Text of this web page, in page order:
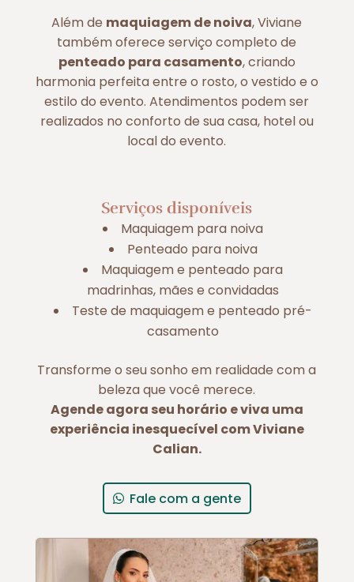
Além de maquiagem de noiva, Viviane
também oferece serviço completo de
penteado para casamento, criando
harmonia perfeita entre o rosto, o vestido e o
estilo do evento. Atendimentos podem ser
realizados no conforto de sua casa, hotel ou
local do evento.
Serviços disponíveis
Maquiagem para noiva
Penteado para noiva
Maquiagem e penteado para
madrinhas, mães e convidadas
Teste de maquiagem e penteado pré-
casamento
Transforme o seu sonho em realidade com a
beleza que você merece.
Agende agora seu horário e viva uma
experiência inesquecível com Viviane
Calian.
Fale com a gente